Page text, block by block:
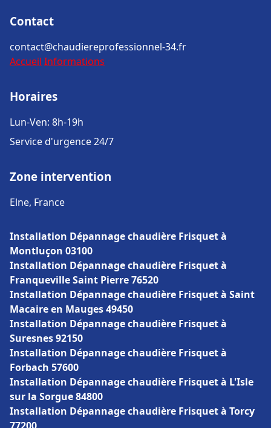
Contact
contact@chaudiereprofessionnel-34.fr
Accueil Informations
Horaires
Lun-Ven: 8h-19h
Service d'urgence 24/7
Zone intervention
Elne, France
Installation Dépannage chaudière Frisquet à
Montluçon 03100
Installation Dépannage chaudière Frisquet à
Franqueville Saint Pierre 76520
Installation Dépannage chaudière Frisquet à Saint
Macaire en Mauges 49450
Installation Dépannage chaudière Frisquet à
Suresnes 92150
Installation Dépannage chaudière Frisquet à
Forbach 57600
Installation Dépannage chaudière Frisquet à L'Isle
sur la Sorgue 84800
Installation Dépannage chaudière Frisquet à Torcy